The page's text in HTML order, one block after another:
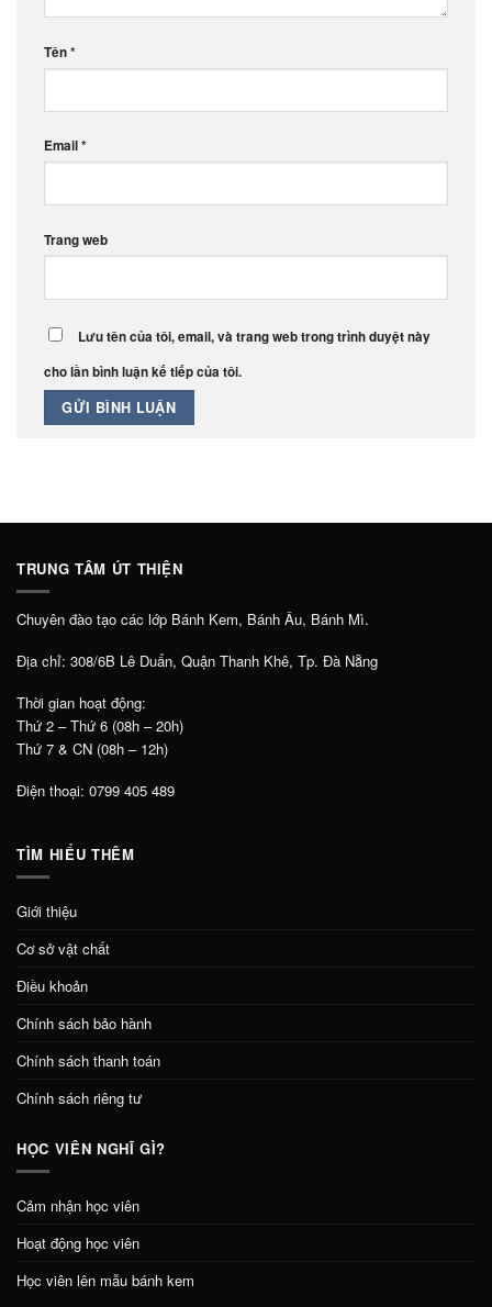
Tên*
Email*
Trang web
Lưu tên của tôi, email, và trang web trong trình duyệt này
cho lần bình luận kế tiếp của tôi.
TRUNG TÂM ÚT THIỆN
Chuyên đào tạo các lớp Bánh Kem, Bánh Âu, Bánh Mì.
Địa chỉ: 308/6B Lê Duẩn, Quận Thanh Khê, Tp. Đà Nẵng
Thời gian hoạt động:
Thứ 2 – Thứ 6 (08h – 20h)
Thứ 7 & CN (08h – 12h)
Điện thoại: 0799 405 489
TÌM HIỂU THÊM
Giới thiệu
Cơ sở vật chất
Điều khoản
Chính sách bảo hành
Chính sách thanh toán
Chính sách riêng tư
HỌC VIÊN NGHĨ GÌ?
Cảm nhận học viên
Hoạt động học viên
Học viên lên mẫu bánh kem